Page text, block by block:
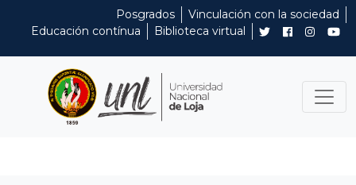
Posgrados
Vinculación con la sociedad
Educación contínua
Biblioteca virtual